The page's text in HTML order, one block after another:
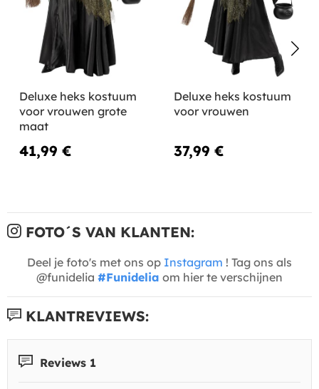
Deluxe heks kostuum
voor vrouwen grote
maat
41,99 €
Deluxe heks kostuum
voor vrouwen
37,99 €
FOTO´S VAN KLANTEN:
Deel je foto's met ons op Instagram ! Tag ons als
@funidelia #Funidelia om hier te verschijnen
KLANTREVIEWS:
Reviews 1